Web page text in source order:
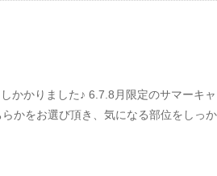
かかりました♪ 6.7.8月限定のサマーキ
かをお選び頂き、気になる部位をしっ